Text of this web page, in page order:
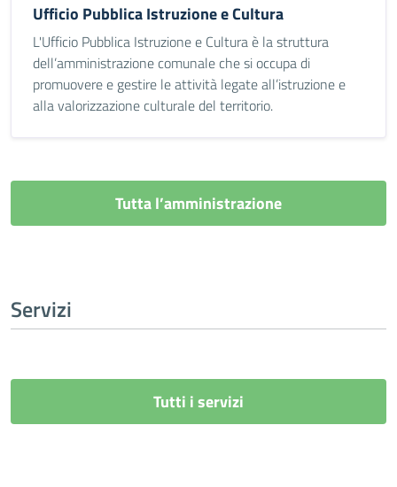
Ufficio Pubblica Istruzione e Cultura
L'Ufficio Pubblica Istruzione e Cultura è la struttura
dell’amministrazione comunale che si occupa di
promuovere e gestire le attività legate all’istruzione e
alla valorizzazione culturale del territorio.
Tutta l’amministrazione
Servizi
Tutti i servizi